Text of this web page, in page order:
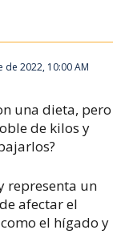
2022, 10:00 AM
una dieta, pero
de kilos y
representa un
afectar el
el hígado y